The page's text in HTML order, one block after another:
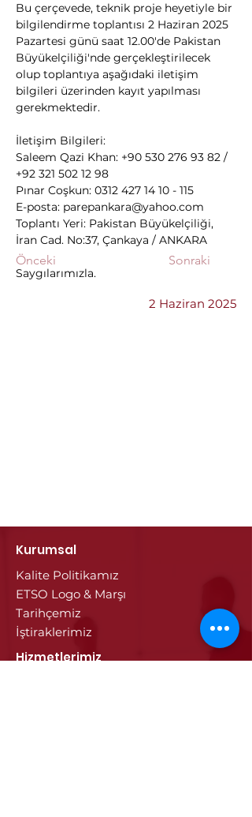
Önceki Sonraki
Bu çerçevede, teknik proje heyetiyle bir
bilgilendirme toplantısı 2 Haziran 2025
Pazartesi günü saat 12.00'de Pakistan
Büyükelçiliği'nde gerçekleştirilecek
olup toplantıya aşağıdaki iletişim
bilgileri üzerinden kayıt yapılması
gerekmektedir.
İletişim Bilgileri:
Saleem Qazi Khan: +90 530 276 93 82 /
+92 321 502 12 98
Pınar Coşkun: 0312 427 14 10 - 115
E-posta: parepankara@yahoo.com
Toplantı Yeri: Pakistan Büyükelçiliği,
İran Cad. No:37, Çankaya / ANKARA
Saygılarımızla.
2 Haziran 2025
Kurumsal
Kalite Politikamız
ETSO Logo & Marşı
Tarihçemiz
İştiraklerimiz
Hizmetlerimiz